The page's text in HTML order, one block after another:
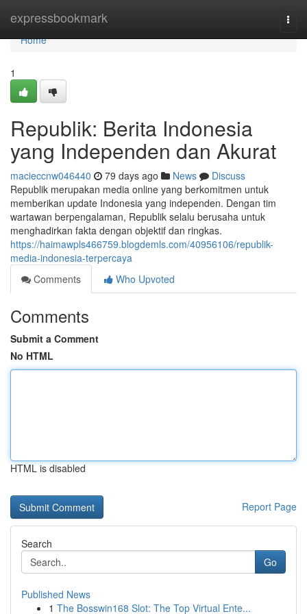
expressbookmark
Home
Home
1
Republik: Berita Indonesia
yang Independen dan Akurat
macieccnw046440 79 days ago News
Discuss
Republik merupakan media online yang berkomitmen untuk
memberikan update Indonesia yang independen. Dengan tim
wartawan berpengalaman, Republik selalu berusaha untuk
menghadirkan fakta dengan objektif dan ringkas.
https://haimawpls466759.blogdemls.com/40956106/republik-
media-indonesia-terpercaya
Comments
Who Upvoted
Comments
Submit a Comment
No HTML
HTML is disabled
Report Page
Search
Go
Published News
1 The Bosswin168 Slot: The Top Virtual Ente...